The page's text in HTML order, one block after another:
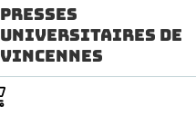
Presses
Universitaires de
Vincennes